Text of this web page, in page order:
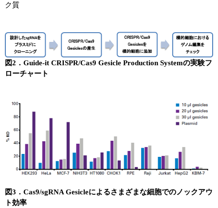
ク質
図2．Guide-it CRISPR/Cas9 Gesicle Production Systemの実験フ
ローチャート
図3．Cas9/sgRNA Gesicleによるさまざまな細胞でのノックアウ
ト効率